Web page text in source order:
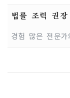
법률 조력 권장
경험 많은 전문